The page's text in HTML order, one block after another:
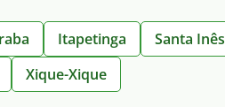
Itapetinga Santa Inês
Xique-Xique